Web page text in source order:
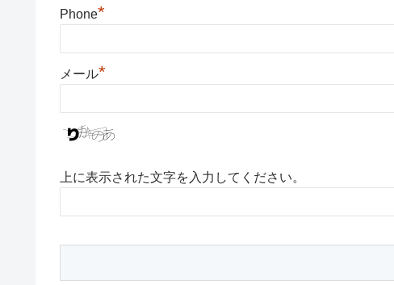
Phone*
メール*
上に表示された文字を入力してください。